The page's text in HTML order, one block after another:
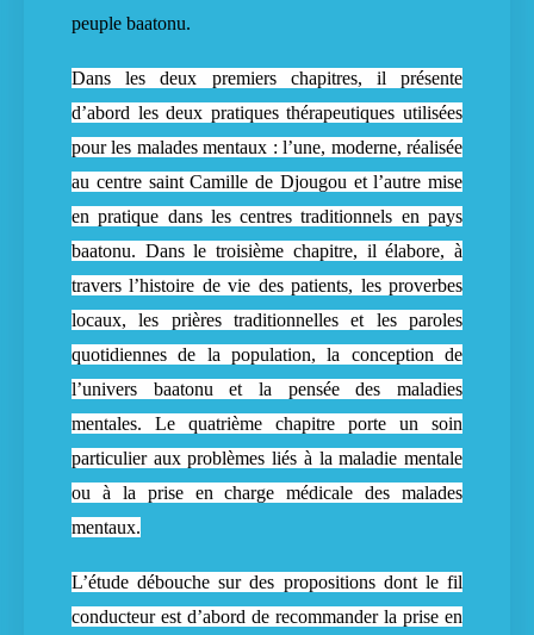
peuple baatonu.
Dans les deux premiers chapitres, il présente
d’abord lesdeux pratiques thérapeutiques utilisées
pour les malades mentaux : l’une, moderne, réalisée
au centre saint Camille de Djougou et l’autre mise
en pratique dans les centres traditionnels en pays
baatonu. Dans le troisième chapitre, il élabore, à
travers l’histoire de vie des patients, les proverbes
locaux, les prières traditionnelles et les paroles
quotidiennes de la population, la conception de
l’univers baatonu et la pensée des maladies
mentales. Le quatrième chapitre porte un soin
particulier aux problèmes liés à la maladie mentale
ou à la prise en charge médicale des malades
mentaux.
L’étude débouche sur des propositions dont le fil
conducteur est d’abord de recommander la prise en